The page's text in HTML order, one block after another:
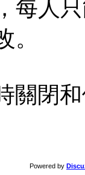
每人
關閉
Powered by